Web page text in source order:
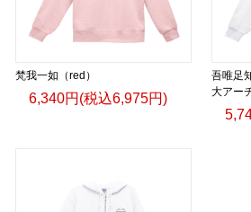
梵我一如（red）
6,340円(税込6,975円)
吾唯足
大アー